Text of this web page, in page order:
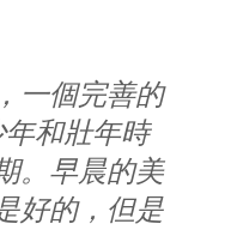
一個完善的
和壯年時
。早晨的美
好的，但是